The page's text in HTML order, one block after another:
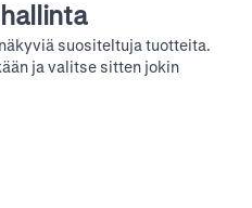
suositeltuja tuotteita.
ja valitse sitten jokin